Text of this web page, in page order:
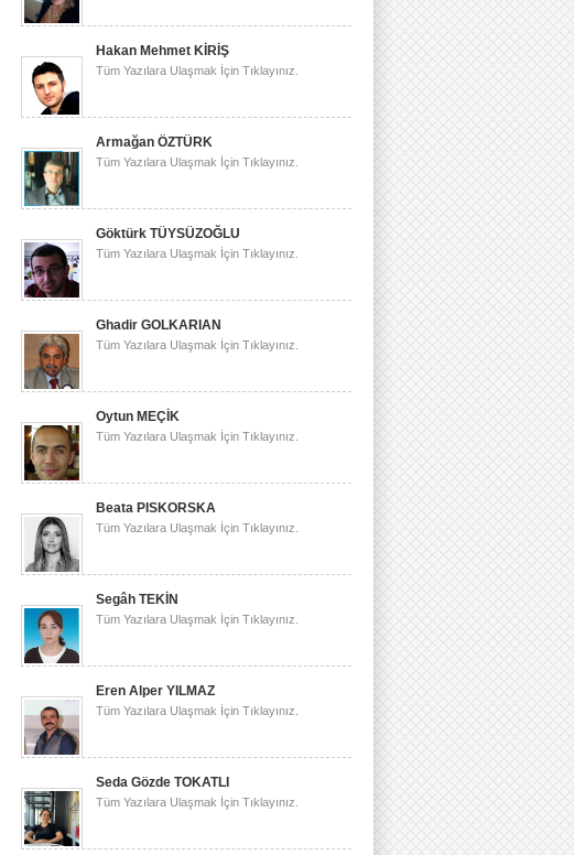
Hakan Mehmet KİRİŞ
Tüm Yazılara Ulaşmak İçin Tıklayınız.
Armağan ÖZTÜRK
Tüm Yazılara Ulaşmak İçin Tıklayınız.
Göktürk TÜYSÜZOĞLU
Tüm Yazılara Ulaşmak İçin Tıklayınız.
Ghadir GOLKARIAN
Tüm Yazılara Ulaşmak İçin Tıklayınız.
Oytun MEÇİK
Tüm Yazılara Ulaşmak İçin Tıklayınız.
Beata PISKORSKA
Tüm Yazılara Ulaşmak İçin Tıklayınız.
Segâh TEKİN
Tüm Yazılara Ulaşmak İçin Tıklayınız.
Eren Alper YILMAZ
Tüm Yazılara Ulaşmak İçin Tıklayınız.
Seda Gözde TOKATLI
Tüm Yazılara Ulaşmak İçin Tıklayınız.